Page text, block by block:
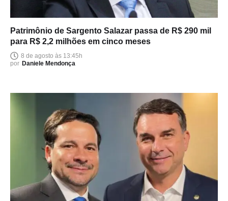
Patrimônio de Sargento Salazar passa de R$ 290 mil
para R$ 2,2 milhões em cinco meses
8 de agosto às 13:45h
por Daniele Mendonça